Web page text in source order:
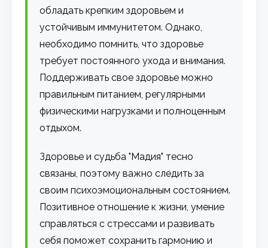
обладать крепким здоровьем и
устойчивым иммунитетом. Однако,
необходимо помнить, что здоровье
требует постоянного ухода и внимания.
Поддерживать свое здоровье можно
правильным питанием, регулярными
физическими нагрузками и полноценным
отдыхом.
Здоровье и судьба "Мадия" тесно
связаны, поэтому важно следить за
своим психоэмоциональным состоянием.
Позитивное отношение к жизни, умение
справляться с стрессами и развивать
себя поможет сохранить гармонию и